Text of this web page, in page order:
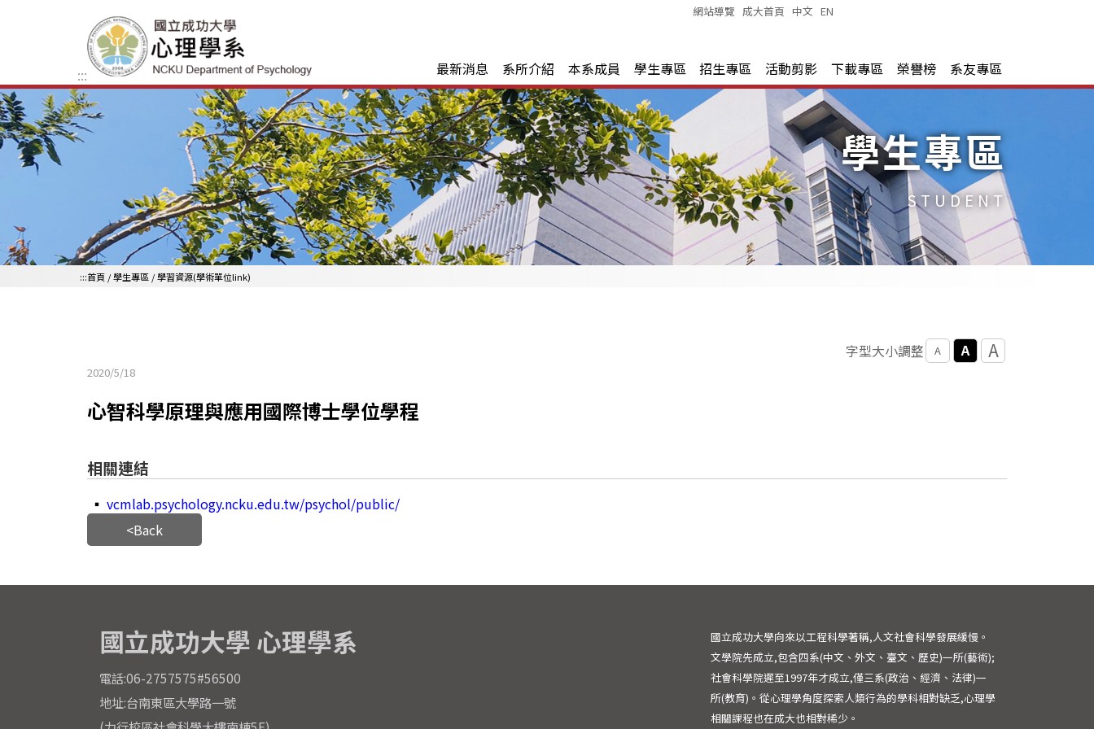
:::
網站導覽 成大首頁 中文 |EN
最新消息 系所介紹 本系成員 學生專區 招生專區 活動剪影 下載專區 榮譽榜 系友專區
學生專區
STUDENT
:::首頁 /學生專區 / 學習資源(學術單位link)
字型大小調整 A A A
2020/5/18
心智科學原理與應用國際博士學位學程
相關連結
▪ vcmlab.psychology.ncku.edu.tw/psychol/public/
<Back
國立成功大學 心理學系
電話:06-2757575#56500
地址:台南東區大學路一號
國立成功大學向來以工程科學著稱,人文社會科學發展緩慢。
文學院先成立,包含四系(中文、外文、臺文、歷史)一所(藝術);
社會科學院遲至1997年才成立,僅三系(政治、經濟、法律)一
所(教育)。從心理學角度探索人類行為的學科相對缺乏,心理學
相關課程也在成大也相對稀少。